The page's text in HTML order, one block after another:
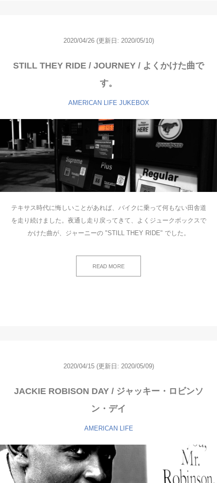
2020/04/26 (更新日: 2020/05/10)
STILL THEY RIDE / JOURNEY / よくかけた曲で
す。
AMERICAN LIFE JUKEBOX
テキサス時代に悔しいことがあれば、バイクに乗って何もない田舎道
を走り続けました。夜通し走り戻ってきて、よくジュークボックスで
かけた曲が、ジャーニーの "STILL THEY RIDE" でした。
READ MORE
2020/04/15 (更新日: 2020/05/09)
JACKIE ROBISON DAY / ジャッキー・ロビンソ
ン・デイ
AMERICAN LIFE